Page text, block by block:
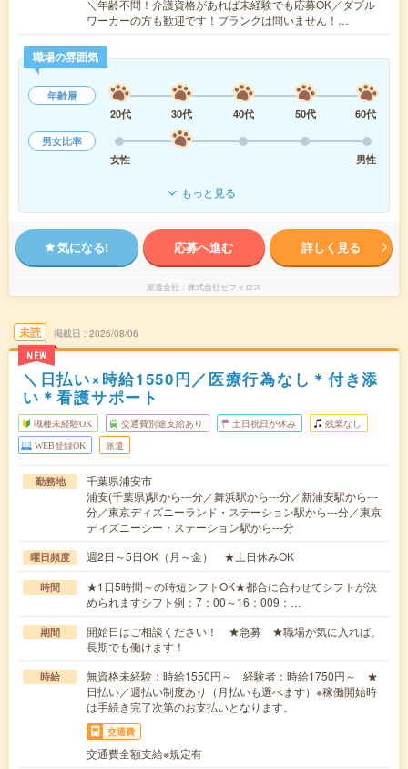
＼年齢不問！介護資格があれば未経験でも応募OK／ダブル
ワーカーの方も歓迎です！ブランクは問いません！…
職場の雰囲気
年齢層
20代
30代 40代 50代
60代
男女比率
女性
男性
もっと見る
気になる! 応募へ進む 詳しく見る
派遣会社 株式会社ゼフィロス
未読
NEW
掲載日 2026/08/06
＼日払い×時給1550円／医療行為なし＊付き添
い＊看護サポート
職種未経験OK 交通費別途支給あり 土日祝日が休み 残業なし
WEB登録OK 派遣
勤務地
千葉県浦安市
浦安(千葉県)駅から---分／舞浜駅から---分／新浦安駅から---
分／東京ディズニーランド・ステーション駅から---分／東京
ディズニーシー・ステーション駅から---分
曜日頻度 週2日～5日OK（月～金） ★土日休みOK
時間
★1日5時間～の時短シフトOK★都合に合わせてシフトが決
められますシフト例：7：00～16：009：…
期間
開始日はご相談ください！ ★急募 ★職場が気に入れば、
長期でも働けます！
時給
無資格未経験：時給1550円～ 経験者：時給1750円～ ★
日払い／週払い制度あり（月払いも選べます）※稼働開始時
は手続き完了次第のお支払いとなります。
交通費
交通費全額支給※規定有